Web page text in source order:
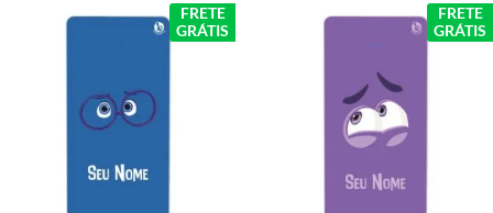
FRETE
GRÁTIS
R$ 199,90.
O
preço
FRETE
GRÁTIS
original
R$ 199,90.
O
preço